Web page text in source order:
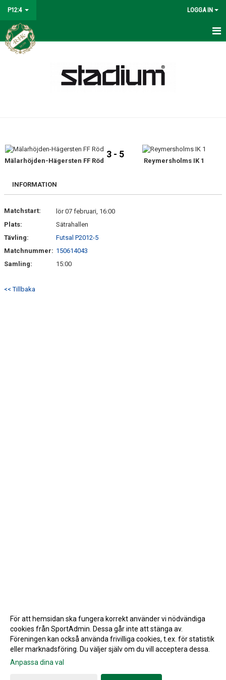
P12:4 LOGGA IN
HEM
BILDGALLERI
DOKUMENT
Mälarhöjden-Hägersten FF Röd
3 - 5
Reymersholms IK 1
INFORMATION
Matchstart:
lör 07 februari, 16:00
Plats:
Sätrahallen
Tävling:
Futsal P2012-5
Matchnummer: 150614043
Samling:
15:00
<< Tillbaka
Gå till Webbversion
För att hemsidan ska fungera korrekt använder vi nödvändiga
cookies från SportAdmin. Dessa går inte att stänga av.
Föreningen kan också använda frivilliga cookies, t.ex. för statistik
eller marknadsföring. Du väljer själv om du vill acceptera dessa.
Anpassa dina val